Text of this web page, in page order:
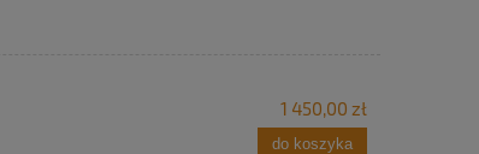
1 450,00 zł
do koszyka